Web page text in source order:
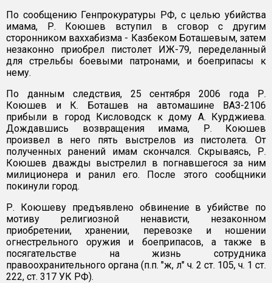
По сообщению Генпрокуратуры РФ, с целью убийства
имама, Р. Коюшев вступил в сговор с другим
сторонником ваххабизма - Казбеком Боташевым, затем
незаконно приобрел пистолет ИЖ-79, переделанный
для стрельбы боевыми патронами, и боеприпасы к
нему.
По данным следствия, 25 сентября 2006 года Р.
Коюшев и К. Боташев на автомашине ВАЗ-2106
прибыли в город Кисловодск к дому А. Курджиева.
Дождавшись возвращения имама, Р. Коюшев
произвел в него пять выстрелов из пистолета. От
полученных ранений имам скончался. Скрываясь, Р.
Коюшев дважды выстрелил в погнавшегося за ним
милиционера и ранил его. После этого сообщники
покинули город.
Р. Коюшеву предъявлено обвинение в убийстве по
мотиву религиозной ненависти, незаконном
приобретении, хранении, перевозке и ношении
огнестрельного оружия и боеприпасов, а также в
посягательстве на жизнь сотрудника
правоохранительного органа (п.п. "ж, л" ч. 2 ст. 105, ч. 1 ст.
222, ст. 317 УК РФ).